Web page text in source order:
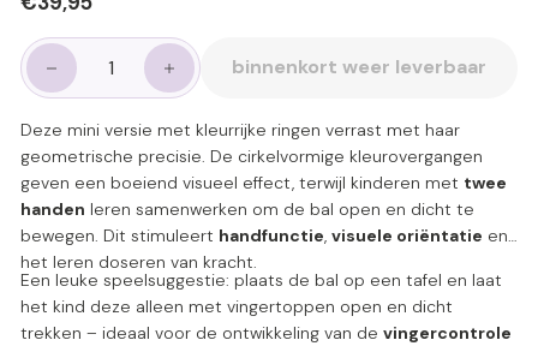
binnenkort weer leverbaar
Deze mini versie met kleurrijke ringen verrast met haar
geometrische precisie. De cirkelvormige kleurovergangen
geven een boeiend visueel effect, terwijl kinderen met twee
handen leren samenwerken om de bal open en dicht te
bewegen. Dit stimuleert handfunctie, visuele oriëntatie en
het leren doseren van kracht.
Een leuke speelsuggestie: plaats de bal op een tafel en laat
het kind deze alleen met vingertoppen open en dicht
trekken – ideaal voor de ontwikkeling van de vingercontrole